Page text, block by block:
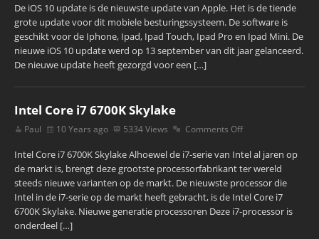
De iOS 10 update is de nieuwste update van Apple. Het is de tiende
grote update voor dit mobiele besturingssysteem. De software is
geschikt voor de Iphone, Ipad, Ipad Touch, Ipad Pro en Ipad Mini. De
nieuwe iOS 10 update werd op 13 september van dit jaar gelanceerd.
De nieuwe update heeft gezorgd voor een […]
Intel Core i7 6700K Skylake
Paul 10 Years ago 5334 Views Comments Off
Intel Core i7 6700K Skylake Alhoewel de i7-serie van Intel al jaren op
de markt is, brengt deze grootste processorfabrikant ter wereld
steeds nieuwe varianten op de markt. De nieuwste processor die
Intel in de i7-serie op de markt heeft gebracht, is de Intel Core i7
6700K Skylake. Nieuwe generatie processoren Deze i7-processor is
onderdeel […]